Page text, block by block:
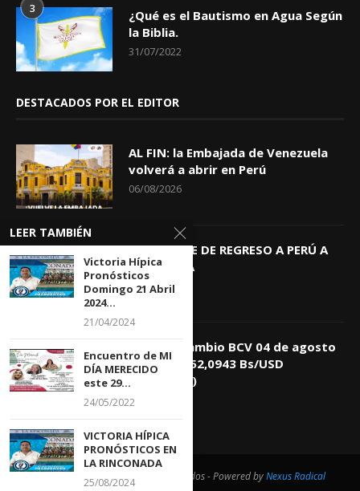
3
¿Qué es el Bautismo en Agua Según
la Biblia.
31/07/2022
DESTACADOS POR EL EDITOR
AL FIN: la Embajada de Venezuela
volverá a abrir en Perú
06/08/2026
KEIKO TRAE DE REGRESO A PERÚ A
GIOVANNA
04/08/2026
Tasa de Cambio BCV 04 de agosto
de 2026: 752,0943 Bs/USD
(+0,4418%)
04/08/2026
@2021 - Todos los derechos reservados - Powered byNexus Radical
LEER TAMBIÉN
Victoria Hípica
Pronósticos
Domingo 21 Abril
2024...
21/04/2024
Encuentro de MI
DÍA MERECIDO
este 29...
24/05/2022
VICTORIA HÍPICA
PRONÓSTICOS EN
LA RINCONADA
25/08/2024